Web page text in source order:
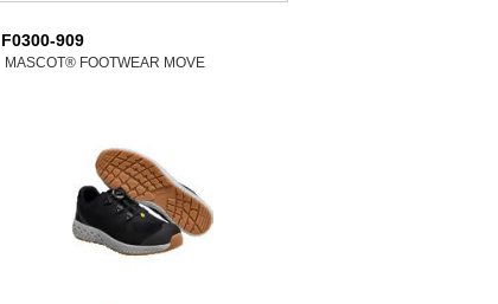
F0300-909
MASCOT® FOOTWEAR MOVE